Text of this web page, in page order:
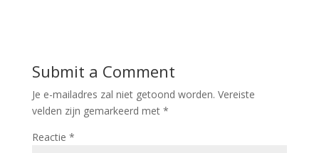
Submit a Comment
Je e-mailadres zal niet getoond worden. Vereiste
velden zijn gemarkeerd met *
Reactie *